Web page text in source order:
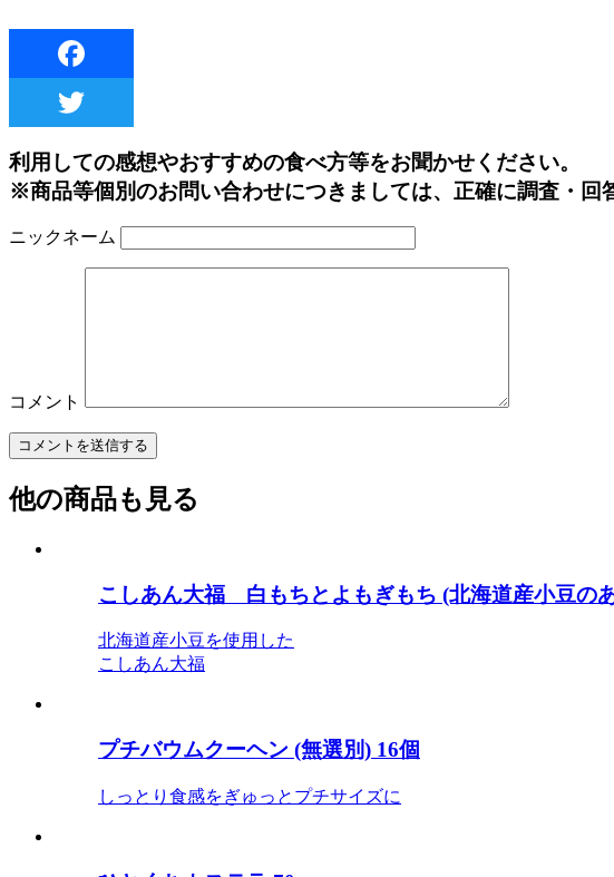
利用しての感想やおすすめの食べ方等をお聞かせください。
※商品等個別のお問い合わせにつきましては、正確に調査・回
ニックネーム
コメント
他の商品も見る
こしあん大福 白もちとよもぎもち (北海道産小豆の
北海道産小豆を使用した
こしあん大福
プチバウムクーヘン (無選別) 16個
しっとり食感をぎゅっとプチサイズに